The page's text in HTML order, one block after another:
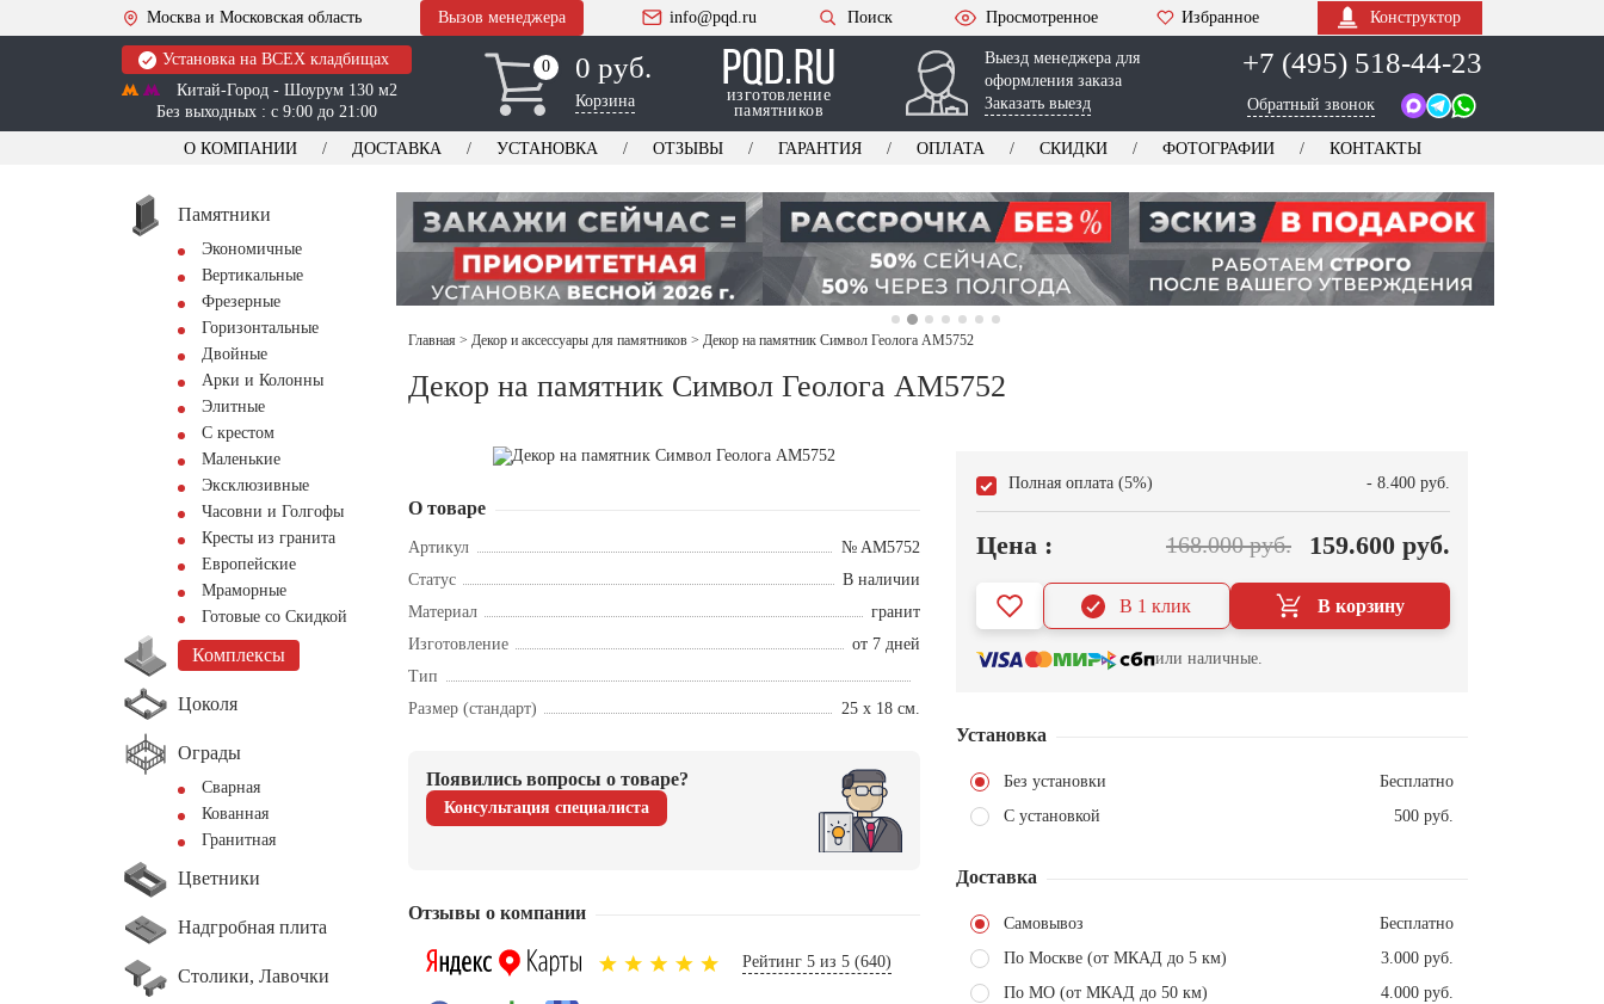
Москва и Московская область Вызов менеджера info@pqd.ru Поиск Просмотренное Избранное Конструктор
Установка на ВСЕХ кладбищах
Китай-Город - Шоурум 130 м2
Без выходных : с 9:00 до 21:00
0
0 0 руб.
Корзина
изготовление
памятников
Выезд менеджера для
оформления заказа
Заказать выезд
+7 (495) 518-44-23
Обратный звонок
О КОМПАНИИ ДОСТАВКА УСТАНОВКА ОТЗЫВЫ ГАРАНТИЯ ОПЛАТА СКИДКИ ФОТОГРАФИИ КОНТАКТЫ
Памятники
Экономичные
Вертикальные
Фрезерные
Горизонтальные
Двойные
Арки и Колонны
Элитные
С крестом
Маленькие
Эксклюзивные
Часовни и Голгофы
Кресты из гранита
Европейские
Мраморные
Готовые со Скидкой
Комплексы
Цоколя
Ограды
Сварная
Кованная
Гранитная
Цветники
Надгробная плита
Столики, Лавочки
Главная > Декор и аксессуары для памятников > Декор на памятник Символ Геолога AM5752
Декор на памятник Символ Геолога AM5752
О товаре
Артикул
№ AM5752
Статус
В наличии
Материал
гранит
Изготовление
от 7 дней
Тип
Размер (стандарт)
25 х 18 см.
Появились вопросы о товаре?
Консультация специалиста
Отзывы о компании
Рейтинг 5 из 5 (640)
Полная оплата (5%) - 8.400 руб.
Цена : 168.000 руб. 159.600 руб.
В корзину
В 1 клик
или наличные.
Установка
Без установки
Бесплатно
С установкой
500 руб.
Доставка
Самовывоз
Бесплатно
По Москве (от МКАД до 5 км)
3.000 руб.
По МО (от МКАД до 50 км)
4.000 руб.